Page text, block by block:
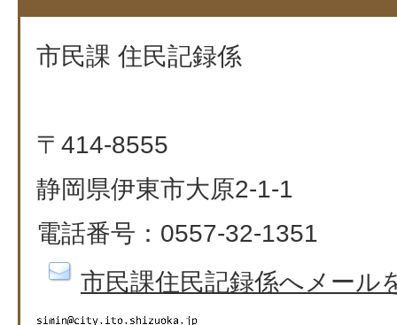
市民課 住民記録係
〒414-8555
静岡県伊東市大原2-1-1
電話番号：0557-32-1351​​​​​​​
市民課住民記録係へメール